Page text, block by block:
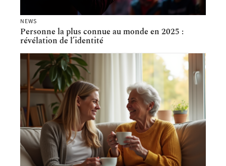
NEWS
Personne la plus connue au monde en 2025 :
révélation de l’identité